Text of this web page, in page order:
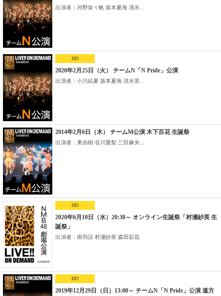
出演者：河野奈々帆 坂本夏海 清水...
HD
2020年2月25日（火） チームN「N Pride」公演
出演者：小川結夏 坂本夏海 清水里...
2014年2月6日（木） チームM公演 木下百花 生誕祭
出演者：東由樹 谷川愛梨 三田麻央...
HD
2020年6月10日（水）20:30～ オンライン生誕祭「村瀬紗英 生
誕祭」
出演者：南羽諒 村瀬紗英 森田彩花
HD
2019年12月29日（日）13:00～ チームN「N Pride」公演 遠方